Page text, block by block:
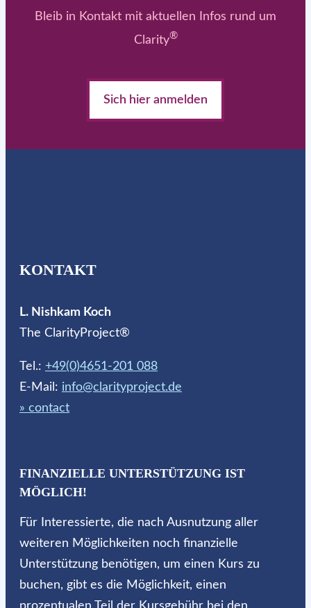
Bleib in Kontakt mit aktuellen Infos rund um
Clarity®
Sich hier anmelden
KONTAKT
L. Nishkam Koch
The ClarityProject®
Tel.: +49(0)4651-201 088
E-Mail: info@clarityproject.de
» contact
FINANZIELLE UNTERSTÜTZUNG IST
MÖGLICH!
Für Interessierte, die nach Ausnutzung aller
weiteren Möglichkeiten noch finanzielle
Unterstützung benötigen, um einen Kurs zu
buchen, gibt es die Möglichkeit, einen